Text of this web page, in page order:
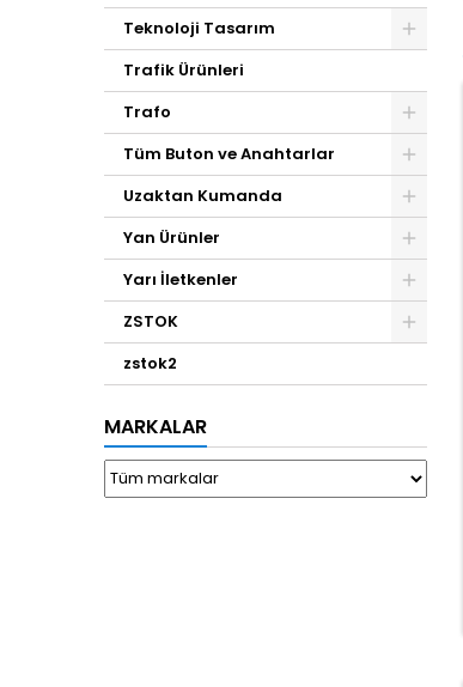
Teknoloji Tasarım
Trafik Ürünleri
Trafo
Tüm Buton ve Anahtarlar
Uzaktan Kumanda
Yan Ürünler
Yarı İletkenler
ZSTOK
zstok2
MARKALAR